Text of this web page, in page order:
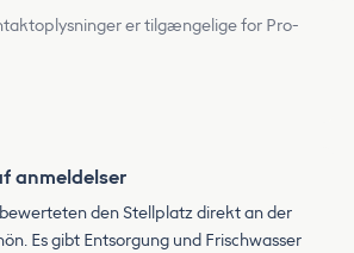
er tilgængelige for Pro-
anmeldelser
den Stellplatz direkt an der
Es gibt Entsorgung und Frischwasser